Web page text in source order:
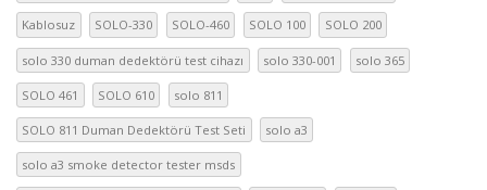
Kablosuz SOLO-330 SOLO-460 SOLO 100 SOLO 200
solo 330 duman dedektörü test cihazı solo 330-001 solo 365
SOLO 461 SOLO 610 solo 811
SOLO 811 Duman Dedektörü Test Seti solo a3
solo a3 smoke detector tester msds